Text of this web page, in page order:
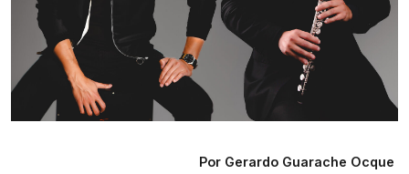
Por Gerardo Guarache Ocque